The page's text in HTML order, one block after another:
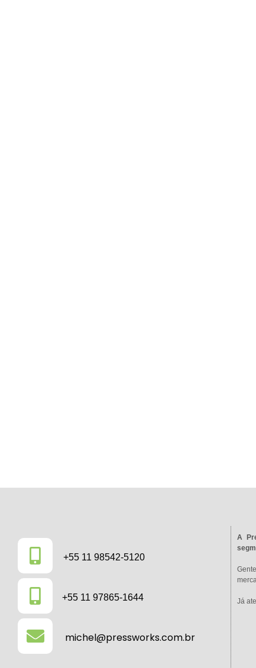
+55 11 98542-5120
+55 11 97865-1644
michel@pressworks.com.br
A
Já